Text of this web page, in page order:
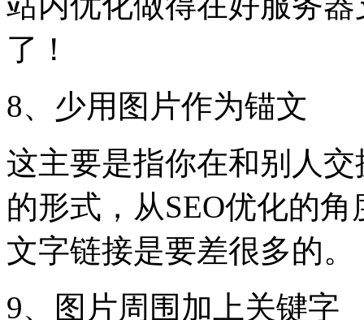
了！
8、少用图片作为锚文
这主要是指你在和别人
的形式，从SEO优化的
文字链接是要差很多的。
9、图片周围加上关键字